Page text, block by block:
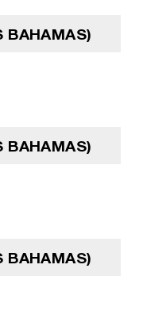
BAHAMAS)
BAHAMAS)
BAHAMAS)